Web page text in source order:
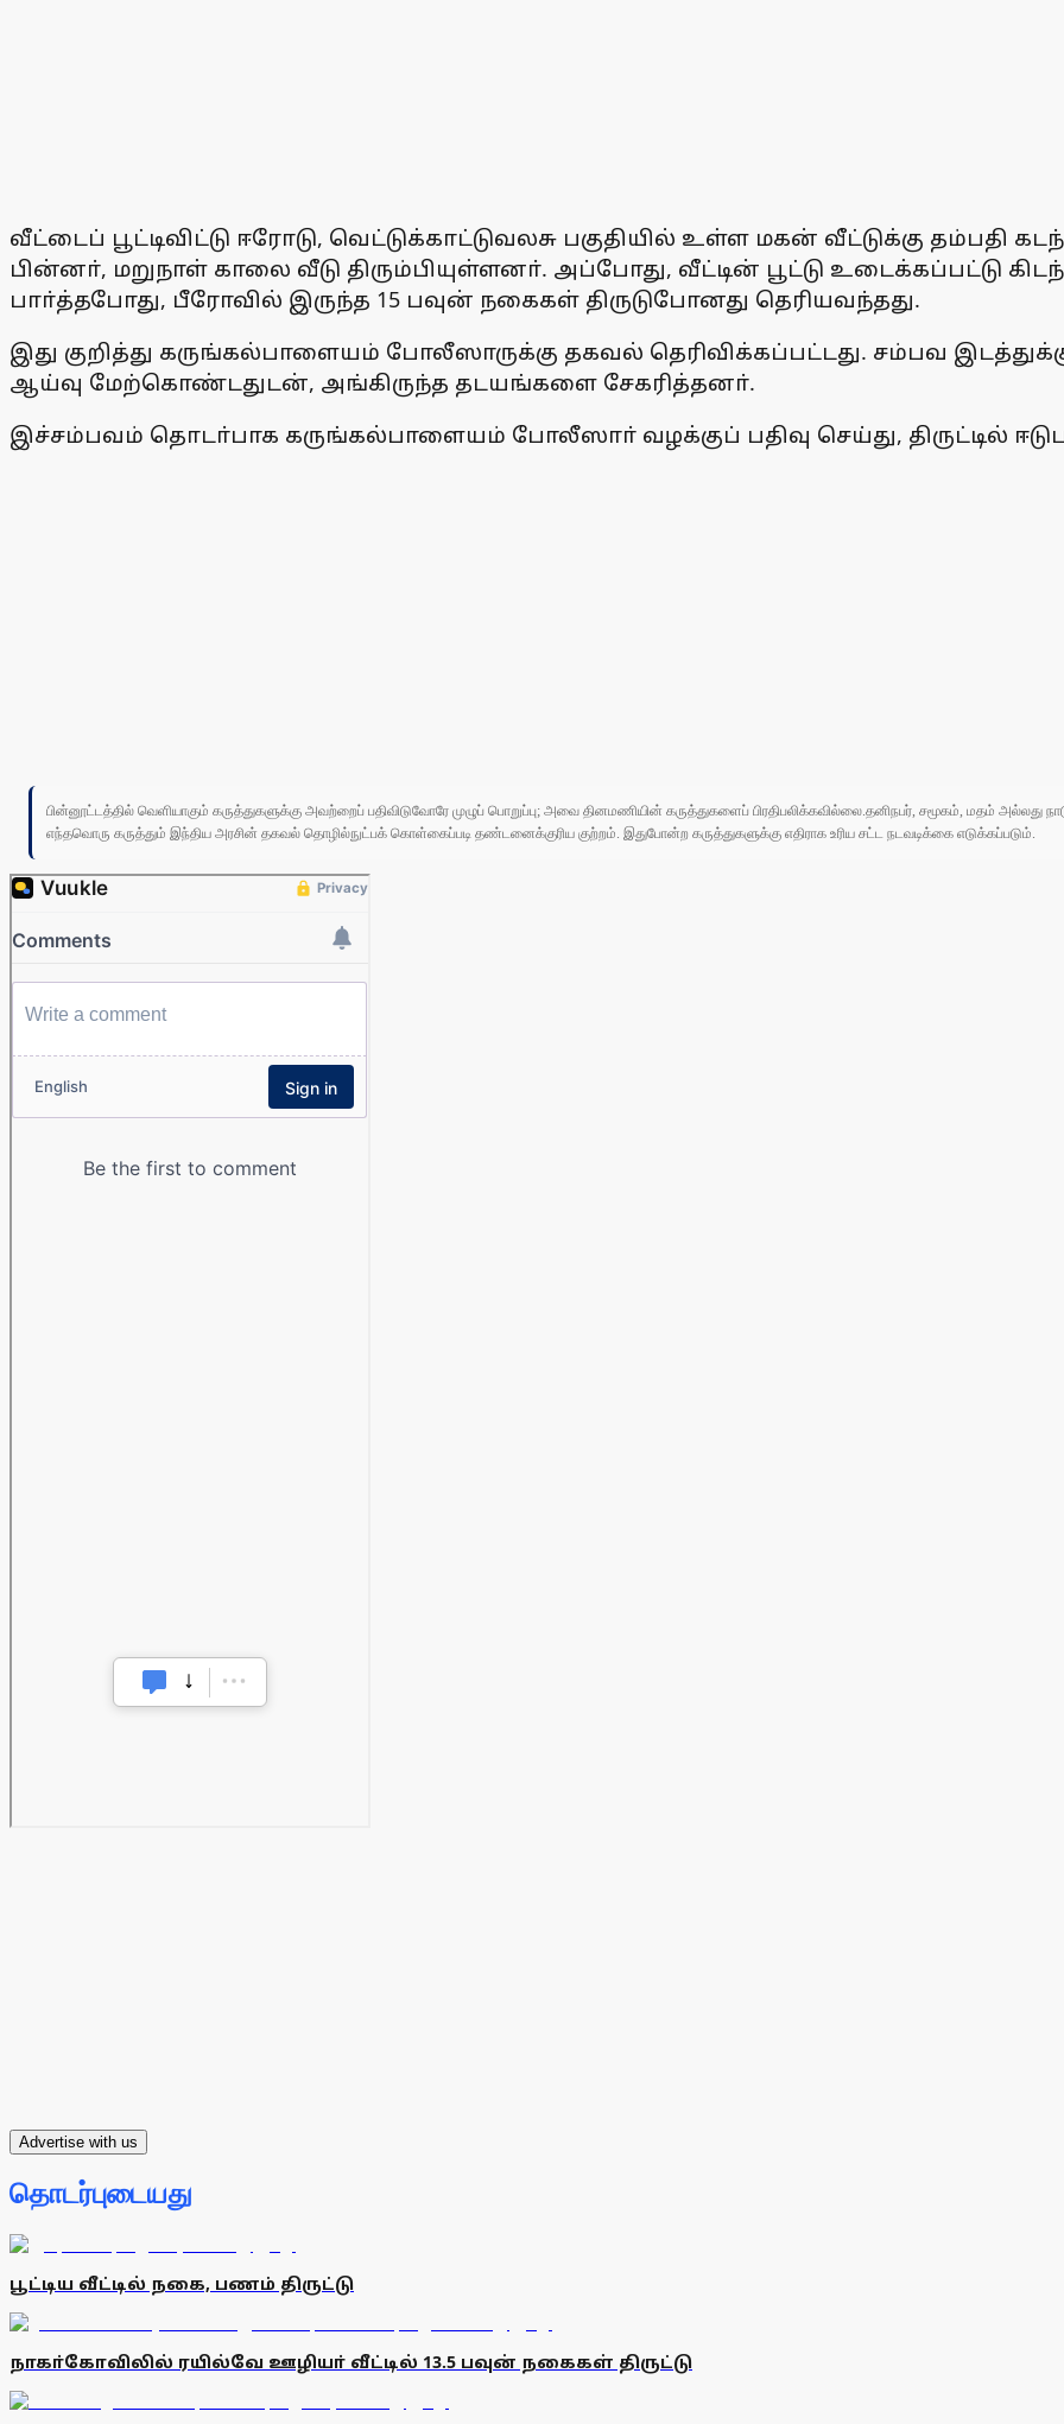
வீட்டைப் பூட்டிவிட்டு ஈரோடு, வெட்டுக்காட்டுவலசு பகுதியில் உள்ள மகன் வீட்டுக்கு தம்பதி
பின்னா், மறுநாள் காலை வீடு திரும்பியுள்ளனா். அப்போது, வீட்டின் பூட்டு உடைக்கப்பட்டு
பாா்த்தபோது, பீரோவில் இருந்த 15 பவுன் நகைகள் திருடுபோனது தெரியவந்தது.
இது குறித்து கருங்கல்பாளையம் போலீஸாருக்கு தகவல் தெரிவிக்கப்பட்டது. சம்பவ
ஆய்வு மேற்கொண்டதுடன், அங்கிருந்த தடயங்களை சேகரித்தனா்.
இச்சம்பவம் தொடா்பாக கருங்கல்பாளையம் போலீஸாா் வழக்குப் பதிவு செய்து, திருட்டில்
பின்னூட்டத்தில் வெளியாகும் கருத்துகளுக்கு அவற்றைப் பதிவிடுவோரே முழுப் பொறுப்பு; அவை தினமணியின் கருத்துகளைப் பிரதிபலிக்கவில்லை.தனிநபர், சமூகம், மதம் அல்லது
எந்தவொரு கருத்தும் இந்திய அரசின் தகவல் தொழில்நுட்பக் கொள்கைப்படி தண்டனைக்குரிய குற்றம். இதுபோன்ற கருத்துகளுக்கு எதிராக உரிய சட்ட நடவடிக்கை எடுக்கப்படும்.
Advertise with us
தொடர்புடையது
பூட்டிய வீட்டில் நகை, பணம் திருட்டு
நாகா்கோவிலில் ரயில்வே ஊழியா் வீட்டில் 13.5 பவுன் நகைகள் திருட்டு